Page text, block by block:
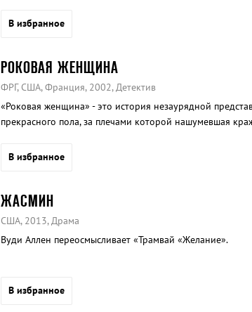
В избранное
РОКОВАЯ ЖЕНЩИНА
ФРГ, США, Франция, 2002, Детектив
«Роковая женщина» - это история незаурядной
прекрасного пола, за плечами которой нашумевшая
В избранное
ЖАСМИН
США, 2013, Драма
Вуди Аллен переосмысливает «Трамвай «Желание».
В избранное